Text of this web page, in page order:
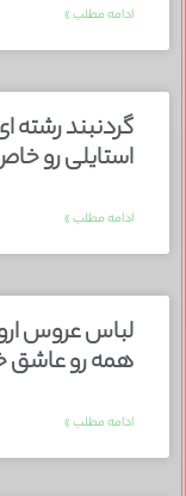
ادامه مطلب »
استایلی رو
ادامه مطلب »
همه رو
ادامه مطلب »